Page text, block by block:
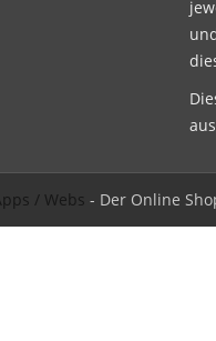
/ Webs - Der Online